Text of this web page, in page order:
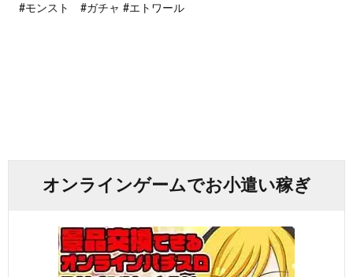
#モンスト #ガチャ #エトワール
オンラインゲームでお小遣い稼ぎ